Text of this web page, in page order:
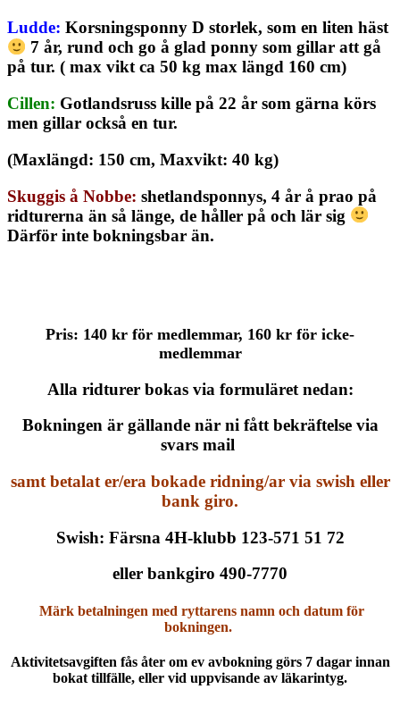
Ludde: Korsningsponny D storlek, som en liten häst
7 år, rund och go å glad ponny som gillar att gå
på tur. ( max vikt ca 50 kg max längd 160 cm)
Cillen: Gotlandsruss kille på 22 år som gärna körs
men gillar också en tur.
(Maxlängd: 150 cm, Maxvikt: 40 kg)
Skuggis å Nobbe: shetlandsponnys, 4 år å prao på
ridturerna än så länge, de håller på och lär sig
Därför inte bokningsbar än.
Pris: 140 kr för medlemmar, 160 kr för icke-
medlemmar
Alla ridturer bokas via formuläret nedan:
Bokningen är gällande när ni fått bekräftelse via
svars mail
samt betalat er/era bokade ridning/ar via swish eller
bank giro.
Swish: Färsna 4H-klubb 123-571 51 72
eller bankgiro 490-7770
Märk betalningen med ryttarens namn och datum för
bokningen.
Aktivitetsavgiften fås åter om ev avbokning görs 7 dagar innan
bokat tillfälle, eller vid uppvisande av läkarintyg.